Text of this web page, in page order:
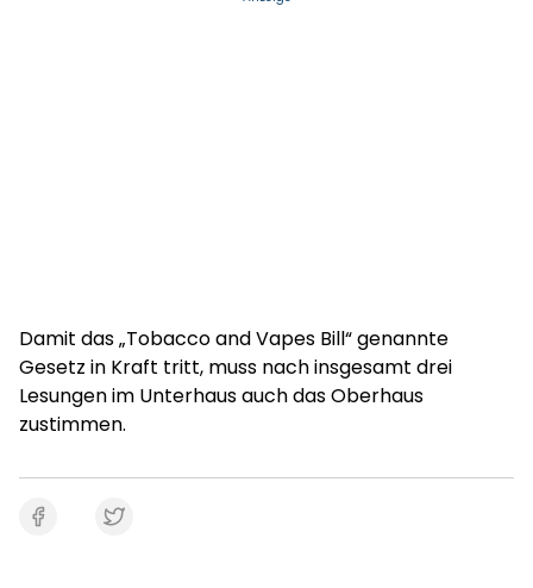
Damit das „Tobacco and Vapes Bill“ genannte
Gesetz in Kraft tritt, muss nach insgesamt drei
Lesungen im Unterhaus auch das Oberhaus
zustimmen.